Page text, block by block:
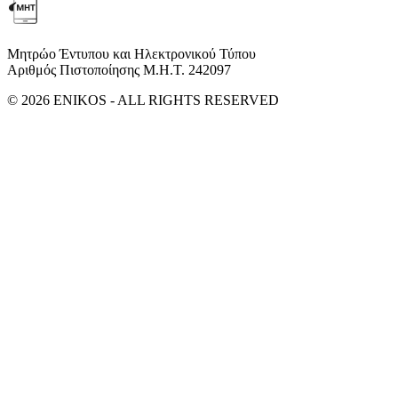
Μητρώο Έντυπου και Ηλεκτρονικού Τύπου
Αριθμός Πιστοποίησης Μ.Η.Τ. 242097
© 2026 ENIKOS - ALL RIGHTS RESERVED